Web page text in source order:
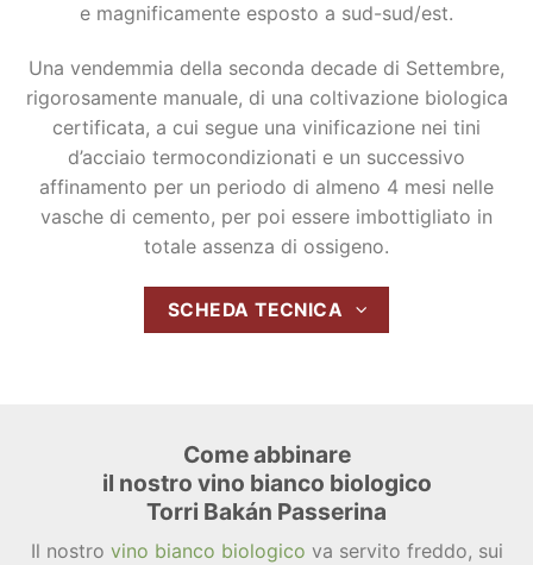
e magnificamente esposto a sud-sud/est.
Una vendemmia della seconda decade di Settembre,
rigorosamente manuale, di una coltivazione biologica
certificata, a cui segue una vinificazione nei tini
d’acciaio termocondizionati e un successivo
affinamento per un periodo di almeno 4 mesi nelle
vasche di cemento, per poi essere imbottigliato in
totale assenza di ossigeno.
SCHEDA TECNICA
Come abbinare
il nostro vino bianco biologico
Torri Bakán Passerina
Il nostro vino bianco biologico va servito freddo, sui